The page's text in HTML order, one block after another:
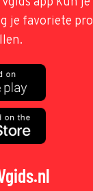
je favoriete